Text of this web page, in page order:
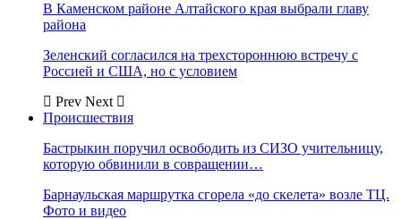
В Каменском районе Алтайского края выбрали главу
района
Зеленский согласился на трехстороннюю встречу с
Россией и США, но с условием
Prev Next
Происшествия
Бастрыкин поручил освободить из СИЗО учительницу,
которую обвинили в совращении…
Барнаульская маршрутка сгорела «до скелета» возле ТЦ.
Фото и видео